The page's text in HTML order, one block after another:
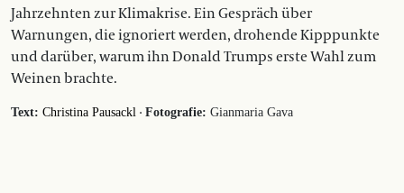
Jahrzehnten zur Klimakrise. Ein Gespräch über
Warnungen, die ignoriert werden, drohende Kipppunkte
und darüber, warum ihn Donald Trumps erste Wahl zum
Weinen brachte.
Text: Christina Pausackl · Fotografie: Gianmaria Gava